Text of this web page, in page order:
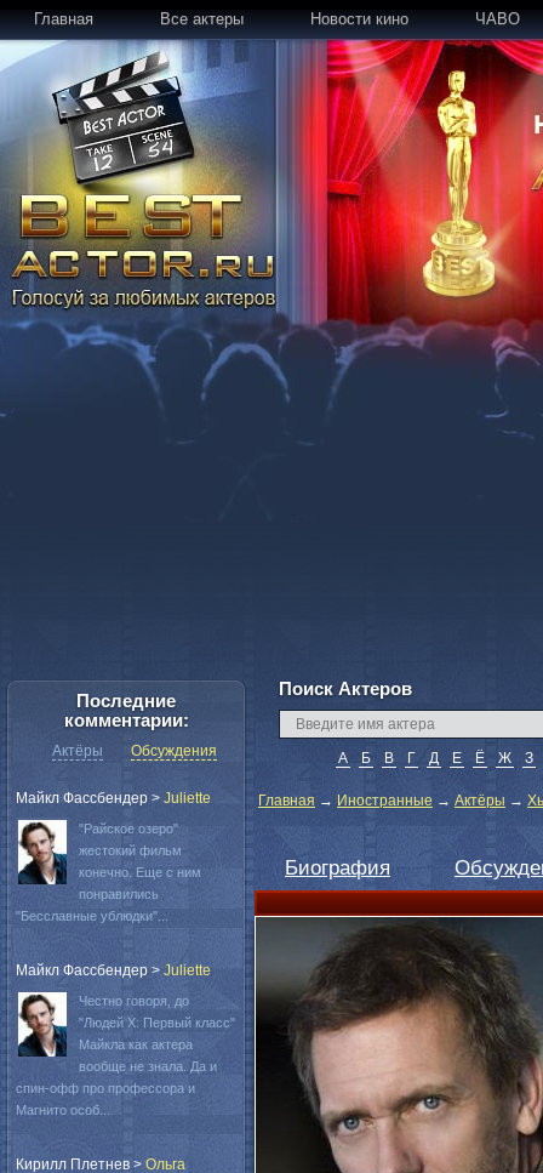
Главная Все актеры Новости кино ЧАВО
Поиск Актеров
А Б В Г Д Е Ё Ж З
Главная → Иностранные → Актёры →
Биография
Последние
комментарии:
Актёры Обсуждения
Майкл Фассбендер > Juliette
"Райское озеро"
жестокий фильм
конечно. Еще с ним
понравились
"Бесславные ублюдки"...
Майкл Фассбендер > Juliette
Честно говоря, до
"Людей Х: Первый класс"
Майкла как актера
вообще не знала. Да и
спин-офф про профессора и
Магнито особ...
Кирилл Плетнев > Oльга